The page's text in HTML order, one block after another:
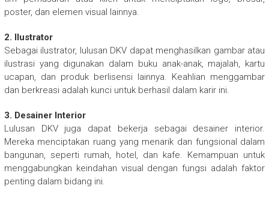
poster, dan elemen visual lainnya.
2. Ilustrator
Sebagai ilustrator, lulusan DKV dapat menghasilkan gambar atau
ilustrasi yang digunakan dalam buku anak-anak, majalah, kartu
ucapan, dan produk berlisensi lainnya. Keahlian menggambar
dan berkreasi adalah kunci untuk berhasil dalam karir ini.
3. Desainer Interior
Lulusan DKV juga dapat bekerja sebagai desainer interior.
Mereka menciptakan ruang yang menarik dan fungsional dalam
bangunan, seperti rumah, hotel, dan kafe. Kemampuan untuk
menggabungkan keindahan visual dengan fungsi adalah faktor
penting dalam bidang ini.